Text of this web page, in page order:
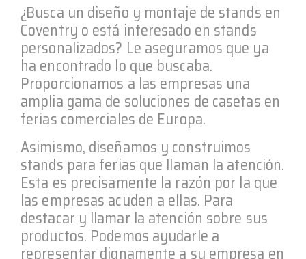
¿Busca un diseño y montaje de stands en
Coventry o está interesado en stands
personalizados? Le aseguramos que ya
ha encontrado lo que buscaba.
Proporcionamos a las empresas una
amplia gama de soluciones de casetas en
ferias comerciales de Europa.
Asimismo, diseñamos y construimos
stands para ferias que llaman la atención.
Esta es precisamente la razón por la que
las empresas acuden a ellas. Para
destacar y llamar la atención sobre sus
productos. Podemos ayudarle a
representar dignamente a su empresa en